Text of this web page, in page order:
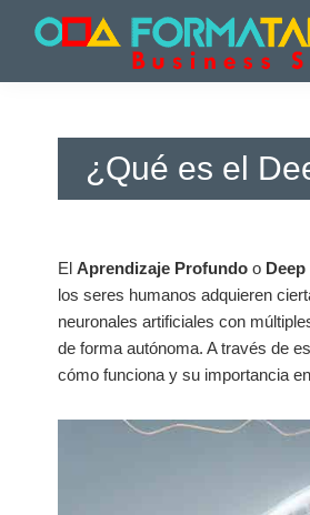
Cursos
Master
Madrid
Master
Madrid
¿Qué es el
El⁣ Aprendizaje Profundo o
los seres humanos adquieren
neuronales artificiales con
de⁣ forma autónoma.⁤ A‍ través ​de
cómo ⁤funciona y su ⁣importancia